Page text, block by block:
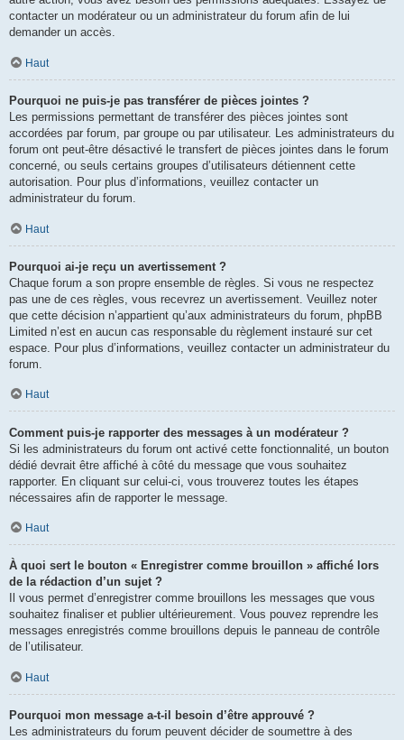
contacter un modérateur ou un administrateur du forum afin de lui
demander un accès.
Haut
Pourquoi ne puis-je pas transférer de pièces jointes ?
Les permissions permettant de transférer des pièces jointes sont
accordées par forum, par groupe ou par utilisateur. Les administrateurs du
forum ont peut-être désactivé le transfert de pièces jointes dans le forum
concerné, ou seuls certains groupes d’utilisateurs détiennent cette
autorisation. Pour plus d’informations, veuillez contacter un
administrateur du forum.
Haut
Pourquoi ai-je reçu un avertissement ?
Chaque forum a son propre ensemble de règles. Si vous ne respectez
pas une de ces règles, vous recevrez un avertissement. Veuillez noter
que cette décision n’appartient qu’aux administrateurs du forum, phpBB
Limited n’est en aucun cas responsable du règlement instauré sur cet
espace. Pour plus d’informations, veuillez contacter un administrateur du
forum.
Haut
Comment puis-je rapporter des messages à un modérateur ?
Si les administrateurs du forum ont activé cette fonctionnalité, un bouton
dédié devrait être affiché à côté du message que vous souhaitez
rapporter. En cliquant sur celui-ci, vous trouverez toutes les étapes
nécessaires afin de rapporter le message.
Haut
À quoi sert le bouton « Enregistrer comme brouillon » affiché lors
de la rédaction d’un sujet ?
Il vous permet d’enregistrer comme brouillons les messages que vous
souhaitez finaliser et publier ultérieurement. Vous pouvez reprendre les
messages enregistrés comme brouillons depuis le panneau de contrôle
de l’utilisateur.
Haut
Pourquoi mon message a-t-il besoin d’être approuvé ?
Les administrateurs du forum peuvent décider de soumettre à des